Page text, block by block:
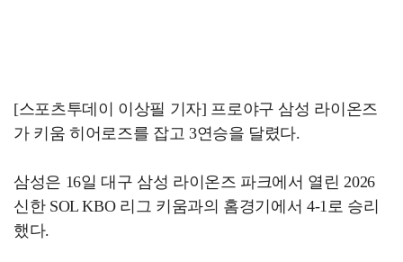
[스포츠투데이 이상필 기자] 프로야구 삼성 라이온즈
가 키움 히어로즈를 잡고 3연승을 달렸다.
삼성은 16일 대구 삼성 라이온즈 파크에서 열린 2026
신한 SOL KBO 리그 키움과의 홈경기에서 4-1로 승리
했다.